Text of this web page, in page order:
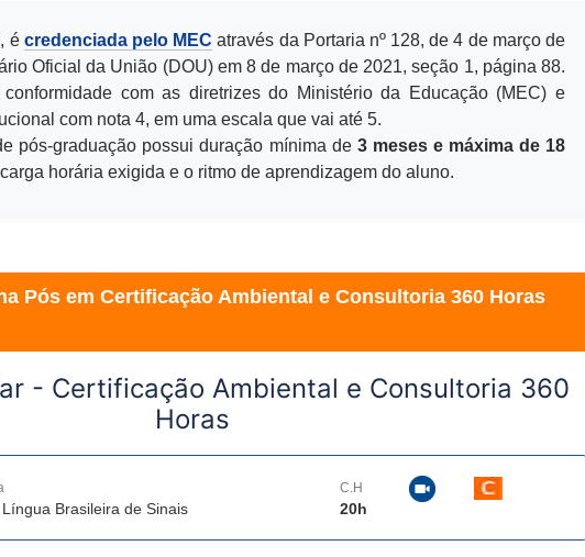
é credenciada pelo MEC através da Portaria nº 128, de 4 de março de
Oficial da União (DOU) em 8 de março de 2021, seção 1, página 88.
com as diretrizes do Ministério da Educação (MEC) e
com nota 4, em uma escala que vai até 5.
pós-graduação possui duração mínima de 3 meses e máxima de 18
horária exigida e o ritmo de aprendizagem do aluno.
Pós em Certificação Ambiental e Consultoria 360 Horas
- Certificação Ambiental e Consultoria 360
Horas
Brasileira de Sinais
C.H
20h